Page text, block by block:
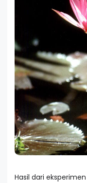
Hasil dari